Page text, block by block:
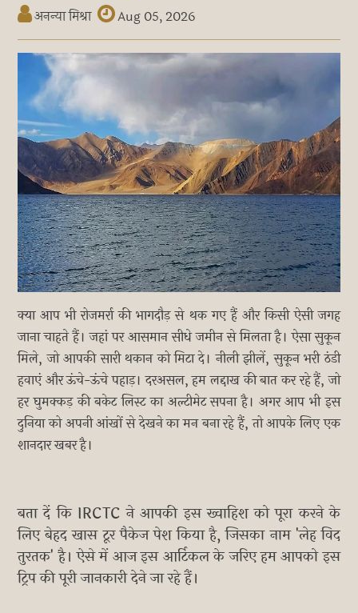
अनन्या मिश्रा Aug 05, 2026
क्या आप भी रोजमर्रा की भागदौड़ से थक गए हैं और किसी ऐसी जगह
जाना चाहते हैं। जहां पर आसमान सीधे जमीन से मिलता है। ऐसा सुकून
मिले, जो आपकी सारी थकान को मिटा दे। नीली झीलें, सुकून भरी ठंडी
हवाएं और ऊंचे-ऊंचे पहाड़। दरअसल, हम लद्दाख की बात कर रहे हैं, जो
हर घुमक्कड़ की बकेट लिस्ट का अल्टीमेट सपना है। अगर आप भी इस
दुनिया को अपनी आंखों से देखने का मन बना रहे हैं, तो आपके लिए एक
शानदार खबर है।
बता दें कि IRCTC ने आपकी इस ख्वाहिश को पूरा करने के
लिए बेहद खास टूर पैकेज पेश किया है, जिसका नाम 'लेह विद
तुरतक' है। ऐसे में आज इस आर्टिकल के जरिए हम आपको इस
ट्रिप की पूरी जानकारी देने जा रहे हैं।